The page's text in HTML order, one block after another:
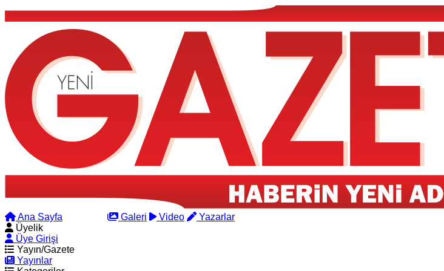
Ana Sayfa Galeri Video
Yazarlar
Üyelik
Üye Girişi
Yayın/Gazete
Yayınlar